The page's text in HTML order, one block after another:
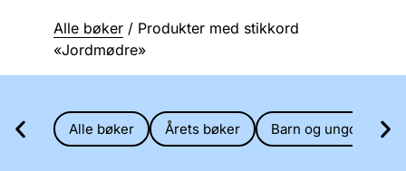
Alle bøker / Produkter med stikkord
«Jordmødre»
Alle bøker Årets bøker Barn og ungdom